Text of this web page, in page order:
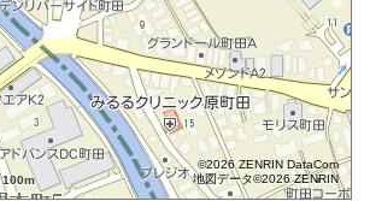
100m
©2026 ZENRIN DataCom
地図データ©2026 ZENRIN